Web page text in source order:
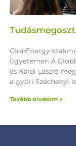
GlobEnergy
Egyetemen A
és Káldi László
a győri Széchenyi
Tovább olvasom »